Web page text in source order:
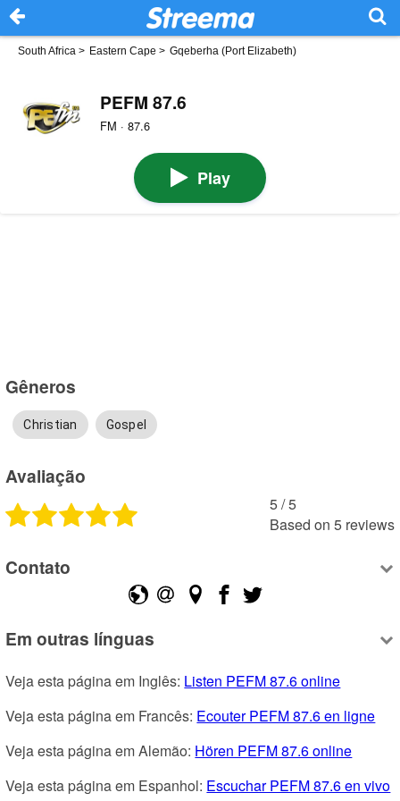
South Africa > Eastern Cape > Gqeberha (Port Elizabeth)
PEFM 87.6
FM · 87.6
Play
Gêneros
Christian Gospel
Avaliação
5 /5
Based on 5 reviews
Contato
Em outras línguas
Veja esta página em Inglês: Listen PEFM 87.6 online
Veja esta página em Francês: Ecouter PEFM 87.6 en ligne
Veja esta página em Alemão: Hören PEFM 87.6 online
Veja esta página em Espanhol: Escuchar PEFM 87.6 en vivo